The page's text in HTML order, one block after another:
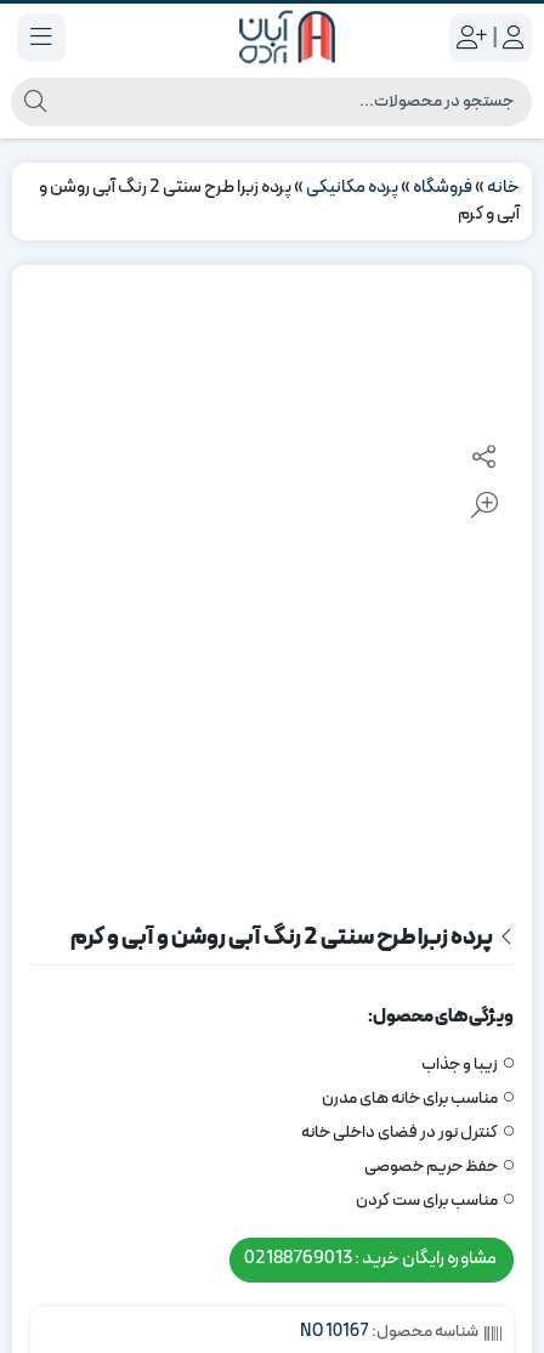
|
خانه»فروشگاه»پرده مکانیکی»
پرده زبرا طرح سنتی 2 رنگ آبی روشن و
آبی و کرم
پرده زبرا طرح سنتی 2 رنگ آبی روشن و آبی و کرم
ویژگی های محصول:
زیبا و جذاب
مناسب برای خانه های مدرن
کنترل نور در فضای داخلی خانه
حفظ حریم خصوصی
مناسب برای ست کردن
مشاوره رایگان خرید : 02188769013
شناسه محصول:NO 10167